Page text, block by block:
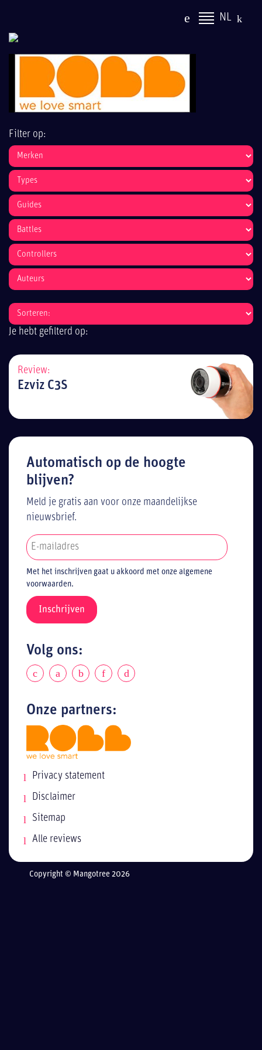
NL
Filter op:
Je hebt gefilterd op:
Review:
Ezviz C3S
Automatisch op de hoogte
blijven?
Meld je gratis aan voor onze maandelijkse
nieuwsbrief.
Met het inschrijven gaat u akkoord met onze algemene
voorwaarden.
Volg ons:
Onze partners:
Privacy statement
Disclaimer
Sitemap
Alle reviews
Copyright © Mangotree 2026